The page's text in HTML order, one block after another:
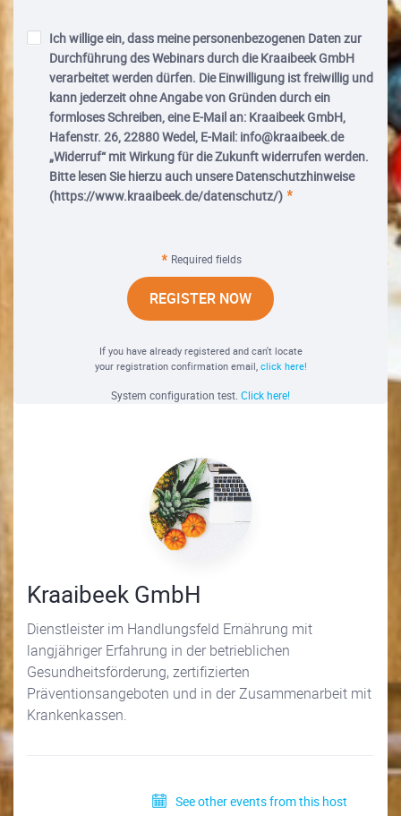
Ich willige ein, dass meine personenbezogenen Daten zur
Durchführung des Webinars durch die Kraaibeek GmbH
verarbeitet werden dürfen. Die Einwilligung ist freiwillig und
kann jederzeit ohne Angabe von Gründen durch ein
formloses Schreiben, eine E-Mail an: Kraaibeek GmbH,
Hafenstr. 26, 22880 Wedel, E-Mail: info@kraaibeek.de
„Widerruf“ mit Wirkung für die Zukunft widerrufen werden.
Bitte lesen Sie hierzu auch unsere Datenschutzhinweise
(https://www.kraaibeek.de/datenschutz/)
Required fields
REGISTER NOW
If you have already registered and can't locate
your registration confirmation email, click here!
System configuration test. Click here!
Kraaibeek GmbH
Dienstleister im Handlungsfeld Ernährung mit
langjähriger Erfahrung in der betrieblichen
Gesundheitsförderung, zertifizierten
Präventionsangeboten und in der Zusammenarbeit mit
Krankenkassen.
See other events from this host